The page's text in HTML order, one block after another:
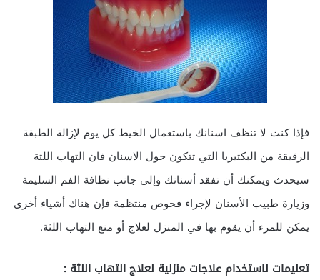
فإذا كنت لا تنظف اسنانك باستعمال الخيط كل يوم لإزالة الطبقة
الرقيقة من البكتيريا التي تتكون حول الاسنان فان التهاب اللثة
سيحدث ويمكنك أن تفقد أسنانك وإلى جانب نظافة الفم السليمة
وزيارة طبيب الأسنان لإجراء فحوص منتظمة فإن هناك أشياء أخرى
يمكن للمرء أن يقوم بها في المنزل لعلاج أو منع التهاب اللثة.
تعليمات لاستخدام علاجات منزلية لعلاج التهاب اللثة :